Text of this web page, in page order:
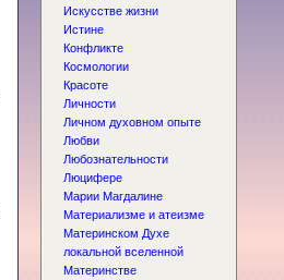
Искусстве жизни
Истине
Конфликте
Космологии
Красоте
Личности
Личном духовном опыте
Любви
Любознательности
Люцифере
Марии Магдалине
Материализме и атеизме
Материнском Духе
локальной вселенной
Материнстве